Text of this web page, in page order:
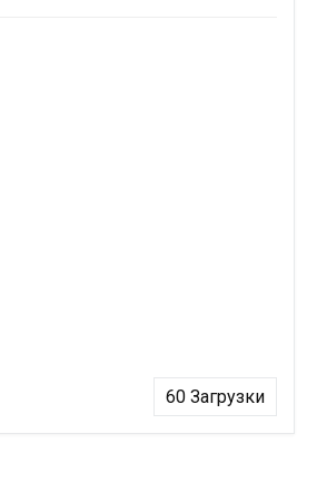
60 Загрузки